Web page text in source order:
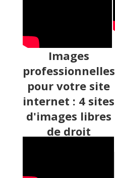
Images
professionnelles
pour votre site
internet : 4 sites
d'images libres
de droit